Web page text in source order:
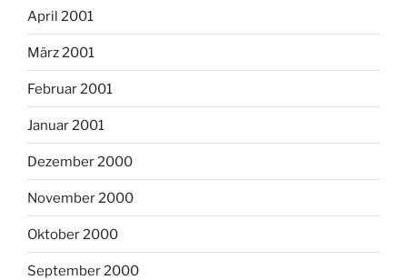
April 2001
März 2001
Februar 2001
Januar 2001
Dezember 2000
November 2000
Oktober 2000
September 2000